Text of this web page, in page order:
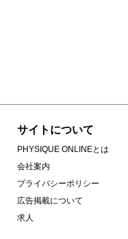
サイトについて
PHYSIQUE ONLINEとは
会社案内
プライバシーポリシー
広告掲載について
求人